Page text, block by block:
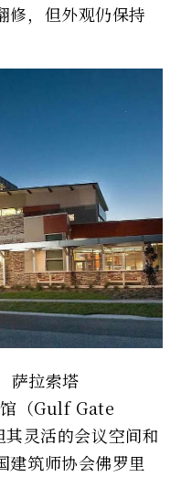
修，但外观仍保持
萨拉索塔
（Gulf Gate
灵活的会议空间和
建筑师协会佛罗里